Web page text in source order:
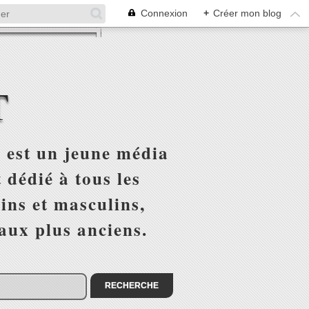
Connexion + Créer mon blog
un jeune média
à tous les
et masculins,
plus anciens.